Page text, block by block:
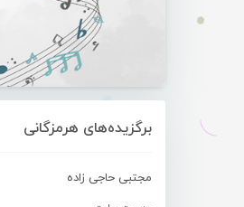
برگزیده‌های هرمزگانی
مجتبی حاجی زاده